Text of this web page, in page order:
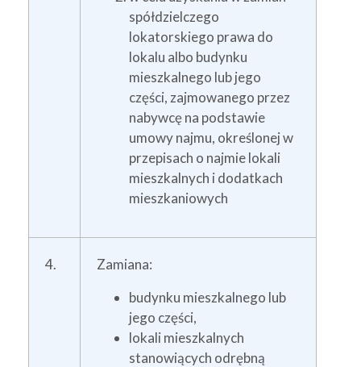
spółdzielczego
lokatorskiego prawa do
lokalu albo budynku
mieszkalnego lub jego
części, zajmowanego przez
nabywcę na podstawie
umowy najmu, określonej w
przepisach o najmie lokali
mieszkalnych i dodatkach
mieszkaniowych
4.
Zamiana:
budynku mieszkalnego lub
jego części,
lokali mieszkalnych
stanowiących odrębną